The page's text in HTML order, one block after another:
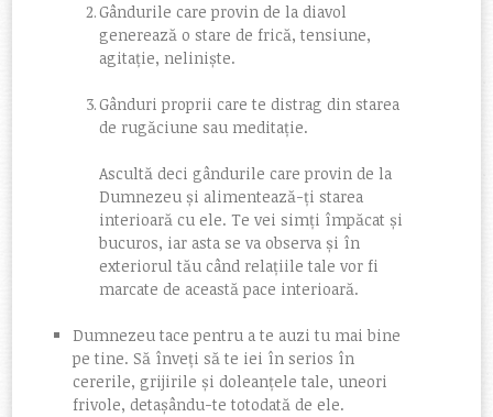
Gândurile care provin de la diavol
generează o stare de frică, tensiune,
agitație, neliniște.
Gânduri proprii care te distrag din starea
de rugăciune sau meditație.
Ascultă deci gândurile care provin de la
Dumnezeu și alimentează-ți starea
interioară cu ele. Te vei simți împăcat și
bucuros, iar asta se va observa și în
exteriorul tău când relațiile tale vor fi
marcate de această pace interioară.
Dumnezeu tace pentru a te auzi tu mai bine
pe tine. Să înveți să te iei în serios în
cererile, grijirile și doleanțele tale, uneori
frivole, detașându-te totodată de ele.